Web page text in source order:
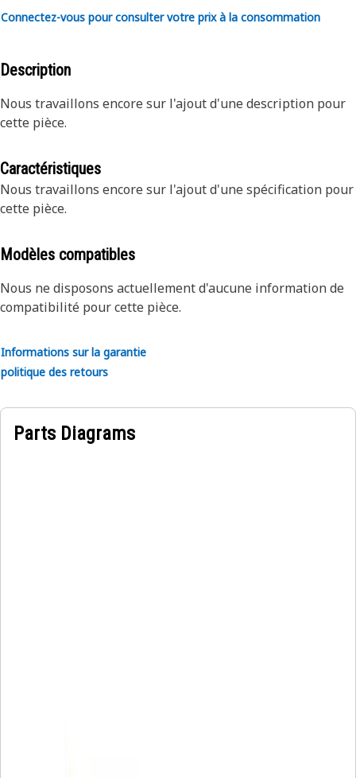
Connectez-vous pour consulter votre prix à la consommation
Description
Nous travaillons encore sur l'ajout d'une description pour
cette pièce.
Caractéristiques
Nous travaillons encore sur l'ajout d'une spécification pour
cette pièce.
Modèles compatibles
Nous ne disposons actuellement d'aucune information de
compatibilité pour cette pièce.
Informations sur la garantie
politique des retours
Parts Diagrams